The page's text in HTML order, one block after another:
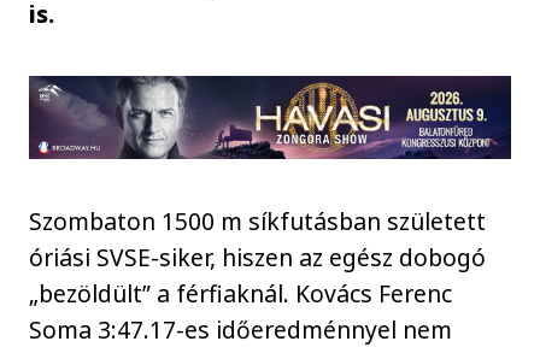
is.
Szombaton 1500 m síkfutásban született
óriási SVSE-siker, hiszen az egész dobogó
„bezöldült” a férfiaknál. Kovács Ferenc
Soma 3:47.17-es időeredménnyel nem